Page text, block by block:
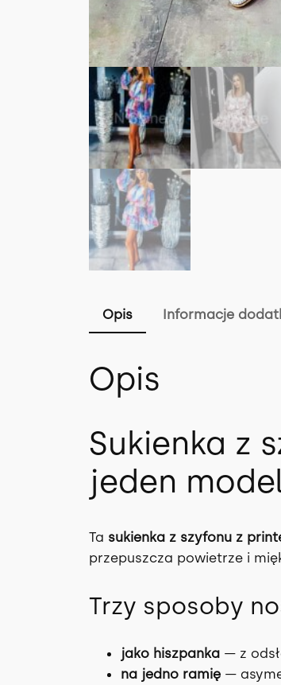
Opis Informacje
Opis
Sukienka z
jeden
Ta sukienka z szyfonu z
przepuszcza powietrze i
Trzy sposoby
jako hiszpanka — z
na jedno ramię —